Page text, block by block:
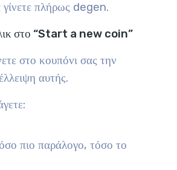
πλήρως degen.
στο “Start a new coin”
στο κουπόνι σας την
αυτής.
πιο παράλογο, τόσο το